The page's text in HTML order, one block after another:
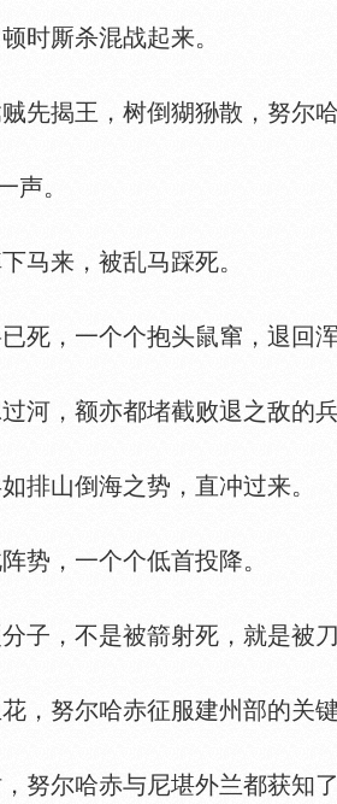
厮杀混战起来。
揭王，树倒猢狲散，努尔哈
。
来，被乱马踩死。
，一个个抱头鼠窜，退回浑
过河，额亦都堵截败退之敌的
山倒海之势，直冲过来。
，一个个低首投降。
，不是被箭射死，就是被刀
，努尔哈赤征服建州部的关
尔哈赤与尼堪外兰都获知了